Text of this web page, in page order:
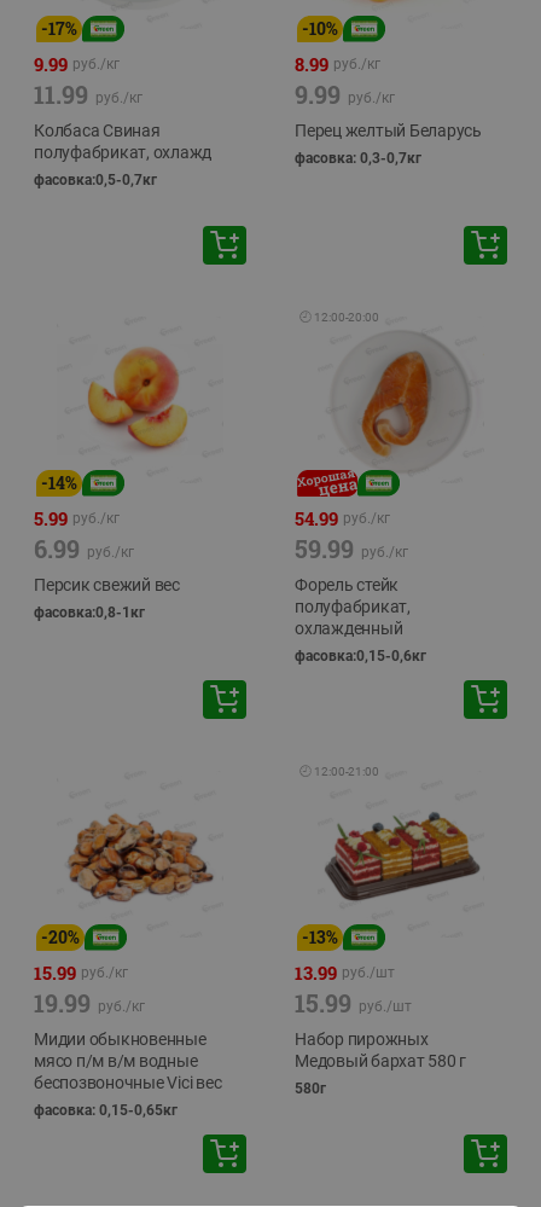
-17%
9.99 руб./кг
11.99 руб./кг
Колбаса Свиная
полуфабрикат, охлажд
фасовка:0,5-0,7кг
-10%
8.99 руб./кг
9.99 руб./кг
Перец желтый Беларусь
фасовка: 0,3-0,7кг
-14%
5.99 руб./кг
6.99 руб./кг
Персик свежий вес
фасовка:0,8-1кг
🕘 12:00-20:00
54.99 руб./кг
59.99 руб./кг
Форель стейк
полуфабрикат,
охлажденный
фасовка:0,15-0,6кг
-20%
15.99 руб./кг
19.99 руб./кг
Мидии обыкновенные
мясо п/м в/м водные
беспозвоночные Vici вес
фасовка: 0,15-0,65кг
🕘 12:00-21:00
-13%
13.99 руб./шт
15.99 руб./шт
Набор пирожных
Медовый бархат 580 г
580г